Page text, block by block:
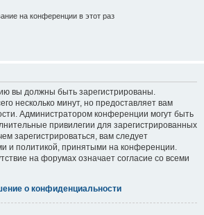
на конференции в этот раз
вы должны быть зарегистрированы.
несколько минут, но предоставляет вам
Администратором конференции могут быть
привилегии для зарегистрированных
зарегистрироваться, вам следует
и политикой, принятыми на конференции.
на форумах означает согласие со всеми
о конфиденциальности